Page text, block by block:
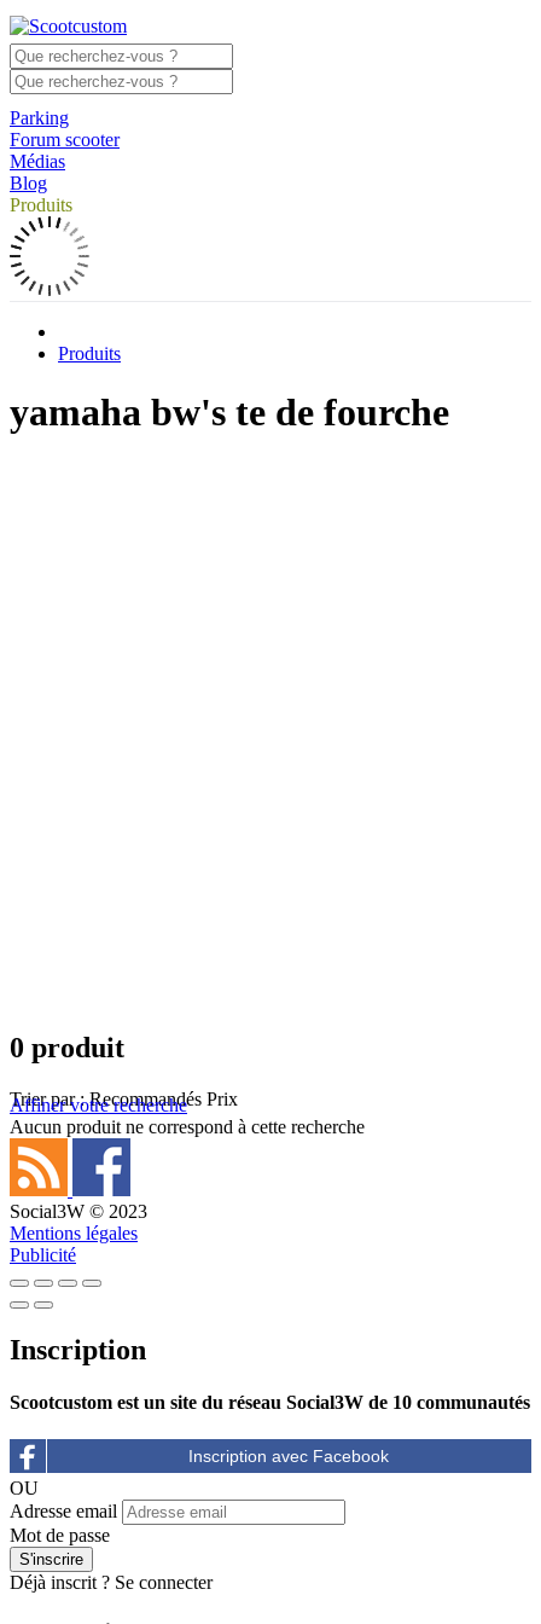
Parking
Forum scooter
Médias
Blog
Produits
Produits
yamaha bw's te de fourche
0 produit
Trier par : Recommandés Prix
Affiner votre recherche
Aucun produit ne correspond à cette recherche
Social3W © 2023
Mentions légales
Publicité
Inscription
Scootcustom est un site du réseau Social3W de 10 communautés
OU
Adresse email
Mot de passe
Déjà inscrit ? Se connecter